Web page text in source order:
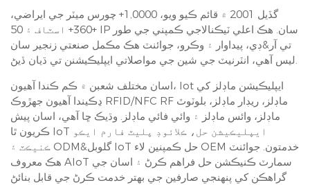
گڏيل 2001 ۾ قائم ڪيو ويو، 1,0000+ چورس ميٽر جي ايراضي،
360+ اسٽاف ۽ 50+ IP سان. هڪ اعلي ٽيڪنالاجي ڪمپني جي طور
تي آر&ڊي، پيداوار ۽ وڪرو، جوائنٽ هڪ مڪمل صنعتي زنجير سان
ليس آهي، انٽرنيٽ جي شين جي مواصلاتي ايپليڪيشنن تي ڌيان ڏيڻ.
اسان مختلف شعبن ۾ ڪم ڪندا آهيون، Iot ايپليڪيشن ماڊلز کي
ڍڪيندا آهيون جهڙوڪ RFID/NFC RF ماڊلز، ريڊار ماڊلز، بلوٽوٿ
ماڊلز، وائس ماڊلز ۽ وائي فائي ماڊلز. وڌيڪ ڇا آهي، اسان پيش
ڪريون ٿا IoT ايپليڪيشن حل، ڪلائوڊ پليٽ فارم ايڪو
ڪنيڪٽ ۽ ODM&گلوبل IoT حل ڪمپنين لاء OEM خدمتون. جوائنٽ
هڪ معروف AIoT سمارٽ ڪنيڪشن حل فراهم ڪرڻ ۽ اسان جي
گراهڪن کي پنهنجي صارفين جي بهتر خدمت ڪرڻ جي قابل بنائڻ